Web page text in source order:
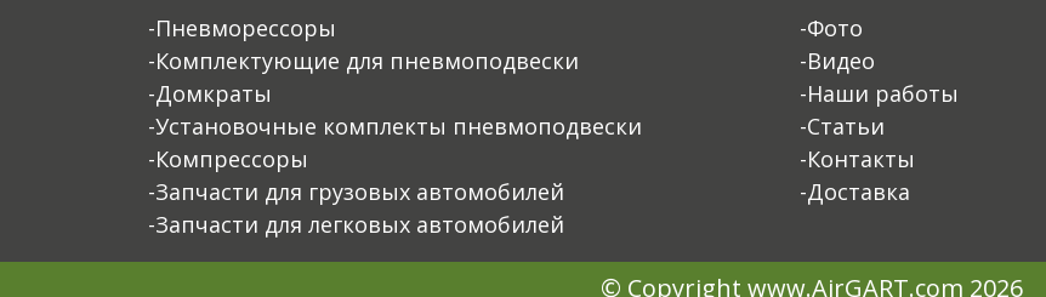
-Пневморессоры
-Комплектующие для пневмоподвески
-Домкраты
-Установочные комплекты пневмоподвески
-Компрессоры
-Запчасти для грузовых автомобилей
-Запчасти для легковых автомобилей
-Фото
-Видео
-Наши работы
-Статьи
-Контакты
-Доставка
© Copyright www.AirGART.com 2026